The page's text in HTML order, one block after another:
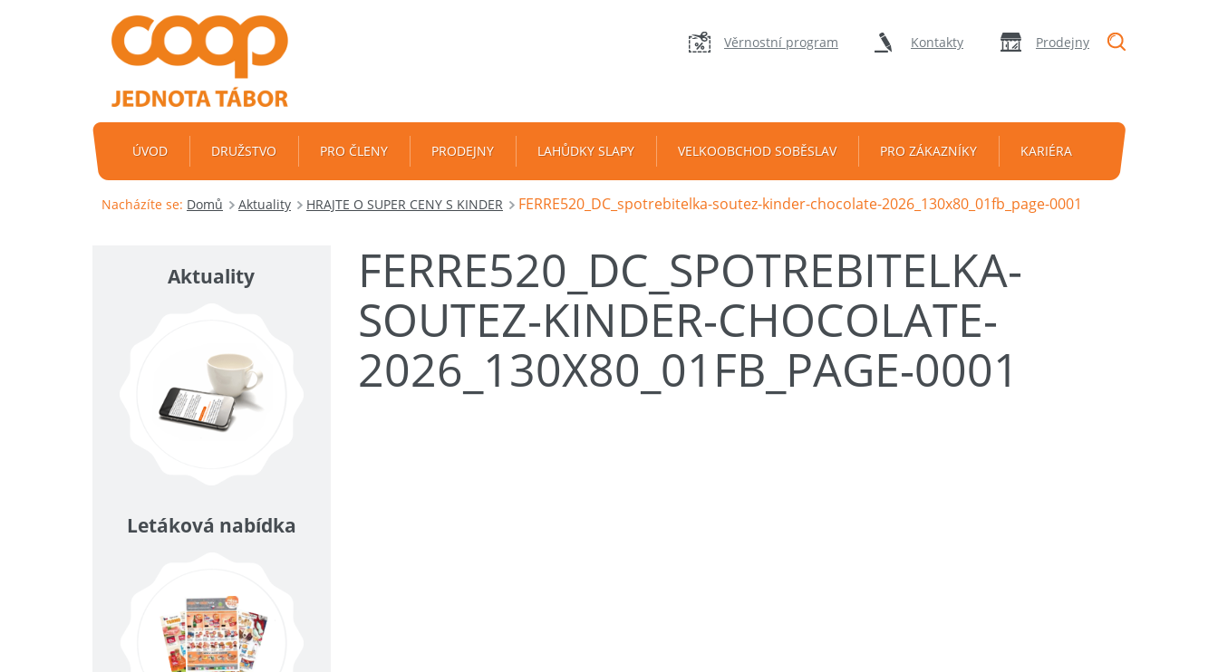
Věrnostní program Kontakty Prodejny
ÚVOD DRUŽSTVO PRO ČLENY PRODEJNY LAHŮDKY SLAPY VELKOOBCHOD SOBĚSLAV PRO ZÁKAZNÍKY KARIÉRA
Nacházíte se: Domů Aktuality HRAJTE O SUPER CENY S KINDER FERRE520_DC_spotrebitelka-soutez-kinder-chocolate-2026_130x80_01fb_page-0001
FERRE520_DC_SPOTREBITELKA-
SOUTEZ-KINDER-CHOCOLATE-
2026_130X80_01FB_PAGE-0001
Aktuality
Letáková nabídka